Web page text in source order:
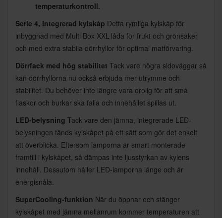
temperaturkontroll.
Serie 4, Integrerad kylskåp Detta rymliga kylskåp för
inbyggnad med Multi Box XXL-låda för frukt och grönsaker
och med extra stabila dörrhyllor för optimal matförvaring.
Dörrfack med hög stabilitet Tack vare högra sidoväggar så
kan dörrhyllorna nu också erbjuda mer utrymme och
stabilitet. Du behöver inte längre vara orolig för att små
flaskor och burkar ska falla och innehållet spillas ut.
LED-belysning Tack vare den jämna, integrerade LED-
belysningen tänds kylskåpet på ett sätt som gör det enkelt
att överblicka. Eftersom lamporna är smart monterade
framtill i kylskåpet, så dämpas inte ljusstyrkan av kylens
innehåll. Dessutom håller LED-lamporna länge och är
energisnåla.
SuperCooling-funktion När du öppnar och stänger
kylskåpet med jämna mellanrum kommer temperaturen att